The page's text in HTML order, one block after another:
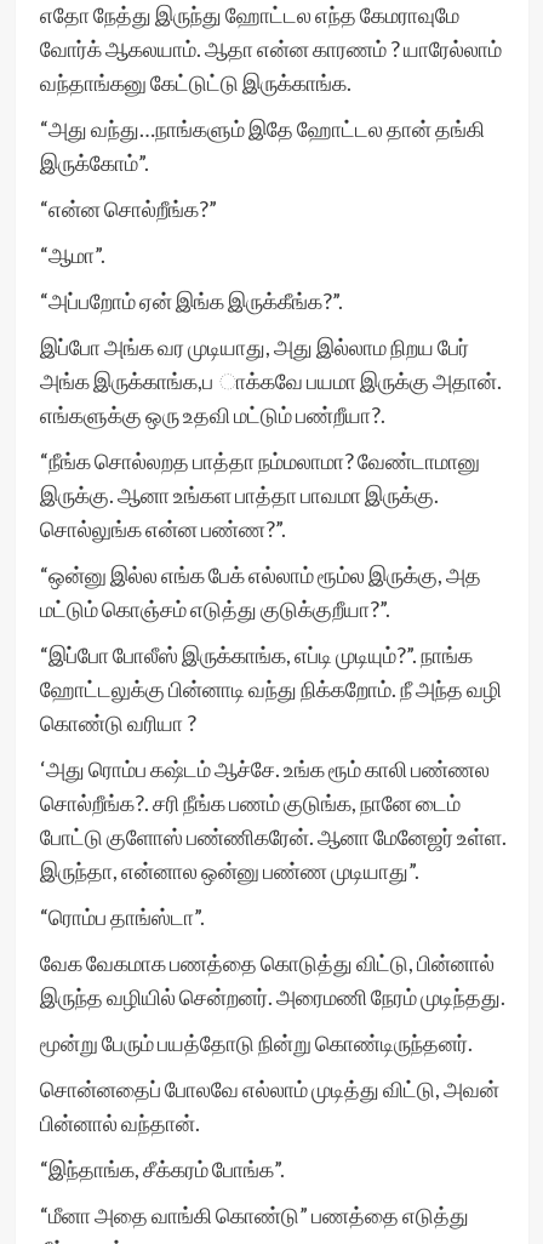
எதோ நேத்து இருந்து ஹோட்டல எந்த கேமராவுமே
வோர்க் ஆகலயாம். ஆதா என்ன காரணம் ? யாரேல்லாம்
வந்தாங்கனு கேட்டுட்டு இருக்காங்க.
“அது வந்து…நாங்களும் இதே ஹோட்டல தான் தங்கி
இருக்கோம்”.
“என்ன சொல்றீங்க?”
“ஆமா”.
“அப்பறோம் ஏன் இங்க இருக்கீங்க?”.
இப்போ அங்க வர முடியாது, அது இல்லாம நிறய பேர்
அங்க இருக்காங்க,ப ாக்கவே பயமா இருக்கு அதான்.
எங்களுக்கு ஒரு உதவி மட்டும் பண்றீயா?.
“நீங்க சொல்லறத பாத்தா நம்மலாமா? வேண்டாமானு
இருக்கு. ஆனா உங்கள பாத்தா பாவமா இருக்கு.
சொல்லுங்க என்ன பண்ண?”.
“ஒன்னு இல்ல எங்க பேக் எல்லாம் ரூம்ல இருக்கு, அத
மட்டும் கொஞ்சம் எடுத்து குடுக்குறீயா?”.
“இப்போ போலீஸ் இருக்காங்க, எப்டி முடியும்?”. நாங்க
ஹோட்டலுக்கு பின்னாடி வந்து நிக்கறோம். நீ அந்த வழி
கொண்டு வரியா ?
‘அது ரொம்ப கஷ்டம் ஆச்சே. உங்க ரூம் காலி பண்ணல
சொல்றீங்க?. சரி நீங்க பணம் குடுங்க, நானே டைம்
போட்டு குளோஸ் பண்ணிகரேன். ஆனா மேனேஜர் உள்ள.
இருந்தா, என்னால ஒன்னு பண்ண முடியாது”.
“ரொம்ப தாங்ஸ்டா”.
வேக வேகமாக பணத்தை கொடுத்து விட்டு, பின்னால்
இருந்த வழியில் சென்றனர். அரைமணி நேரம் முடிந்தது.
மூன்று பேரும் பயத்தோடு நின்று கொண்டிருந்தனர்.
சொன்னதைப் போலவே எல்லாம் முடித்து விட்டு, அவன்
பின்னால் வந்தான்.
“இந்தாங்க, சீக்கரம் போங்க”.
“மீனா அதை வாங்கி கொண்டு” பணத்தை எடுத்து